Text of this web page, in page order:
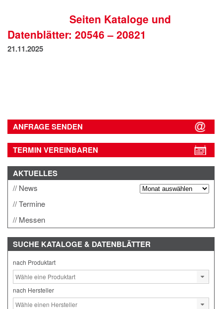
DATENSCHUTZSeiten Kataloge und
Datenblätter: 20546 – 20821
21.11.2025
ANFRAGE SENDEN
TERMIN VEREINBAREN
AKTUELLES
News
Termine
Messen
SUCHE KATALOGE & DATENBLÄTTER
nach Produktart
nach Hersteller